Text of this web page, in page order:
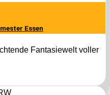
Essen
Fantasiewelt voller